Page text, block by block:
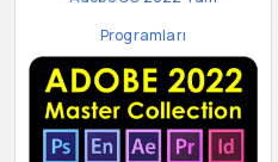
Programları